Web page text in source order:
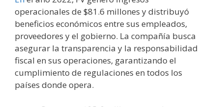
operacionales de $81.6 millones y distribuyó
beneficios económicos entre sus empleados,
proveedores y el gobierno. La compañía busca
asegurar la transparencia y la responsabilidad
fiscal en sus operaciones, garantizando el
cumplimiento de regulaciones en todos los
países donde opera.